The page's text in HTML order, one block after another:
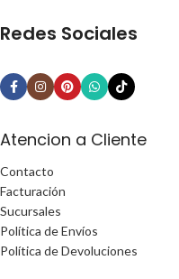
Redes Sociales
Atencion a Cliente
Contacto
Facturación
Sucursales
Política de Envíos
Política de Devoluciones